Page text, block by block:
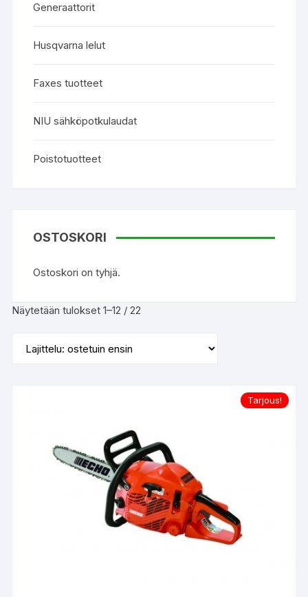
Näytetään tulokset 1–12 / 22
Tarjous!
Generaattorit
Husqvarna lelut
Faxes tuotteet
NIU sähköpotkulaudat
Poistotuotteet
OSTOSKORI
Ostoskori on tyhjä.